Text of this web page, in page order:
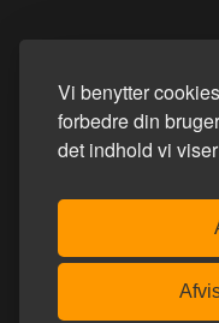
Vi benytter
forbedre din
det indhold vi